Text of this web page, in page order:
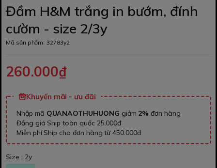
Đầm H&M trắng in bướm, đính
cườm - size 2/3y
Mã sản phẩm: 32783y2
260.000₫
Khuyến mãi - ưu đãi
Nhập mã QUANAOTHUHUONG giảm 2% đơn hàng
Đồng giá Ship toàn quốc 25.000đ
Miễn phí Ship cho đơn hàng từ 450.000đ
Size : 2y